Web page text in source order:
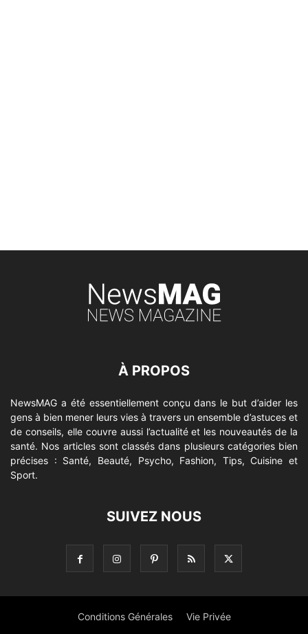
À PROPOS
NewsMAG a été essentiellement conçu dans le but d’aider les
gens à bien mener leurs vies à travers un ensemble d’astuces et
de conseils, elle couvre aussi l’actualité et les nouveautés de la
santé. Nos articles sont classés dans plusieurs catégories bien
précises : Santé, Beauté, Psycho, Fashion, Tips, Cuisine et
Sport.
SUIVEZ NOUS
Conditions Générales Vie Privée